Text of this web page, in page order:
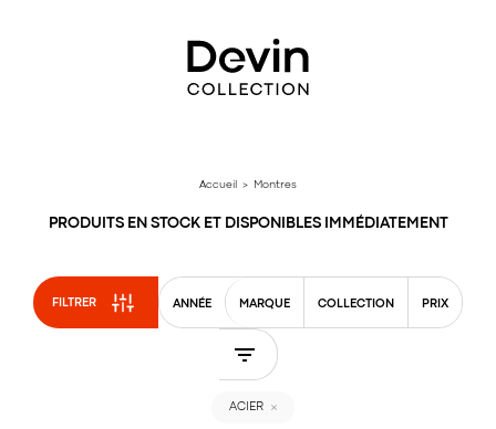
Accueil > Montres
PRODUITS EN STOCK ET DISPONIBLES IMMÉDIATEMENT
FILTRER ANNÉE MARQUE COLLECTION PRIX
ACIER